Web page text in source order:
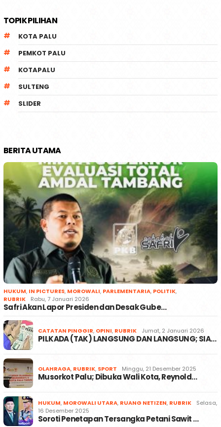
TOPIK PILIHAN
KOTA PALU
PEMKOT PALU
KOTAPALU
SULTENG
SLIDER
BERITA UTAMA
HUKUM, IN PICTURES, MOROWALI, PARLEMENTARIA, POLITIK,
RUBRIK
Rabu, 7 Januari 2026
Safri Akan Lapor Presiden dan Desak Gube…
CATATAN PINGGIR, OPINI, RUBRIK Jumat, 2 Januari 2026
PILKADA (TAK) LANGSUNG DAN LANGSUNG; SIA…
OLAHRAGA, RUBRIK, SPORT Minggu, 21 Desember 2025
Musorkot Palu; Dibuka Wali Kota, Reynold…
HUKUM, MOROWALI UTARA, RUANG NETIZEN, RUBRIK
Selasa,
16 Desember 2025
Soroti Penetapan Tersangka Petani Sawit …